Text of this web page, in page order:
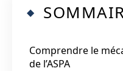
Comprendre le
de l’ASPA